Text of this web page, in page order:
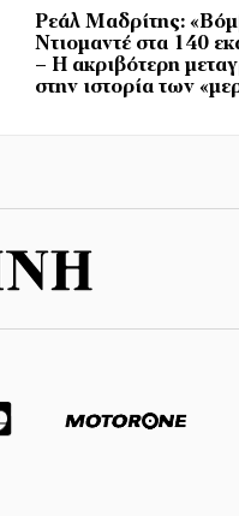
Ρεάλ Μαδρίτης:
Ντιομαντέ στα 140
– Η ακριβότερη
στην ιστορία των